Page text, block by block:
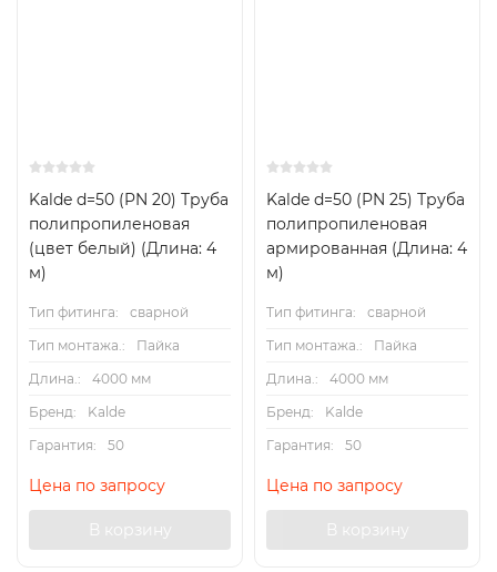
Kalde d=50 (PN 20) Труба
полипропиленовая
(цвет белый) (Длина: 4
м)
Тип фитинга:
сварной
Тип монтажа.:
Пайка
Длина.:
4000 мм
Бренд:
Kalde
Гарантия:
50
Цена по запросу
В корзину
Kalde d=50 (PN 25) Труба
полипропиленовая
армированная (Длина: 4
м)
Тип фитинга:
сварной
Тип монтажа.:
Пайка
Длина.:
4000 мм
Бренд:
Kalde
Гарантия:
50
Цена по запросу
В корзину